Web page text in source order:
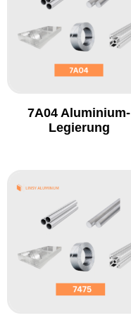
7A04 Aluminium-
Legierung